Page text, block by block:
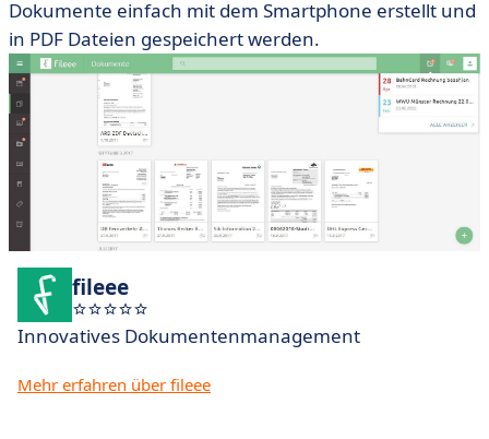
Dokumente einfach mit dem Smartphone erstellt und
in PDF Dateien gespeichert werden.
fileee
Innovatives Dokumentenmanagement
Mehr erfahren über fileee